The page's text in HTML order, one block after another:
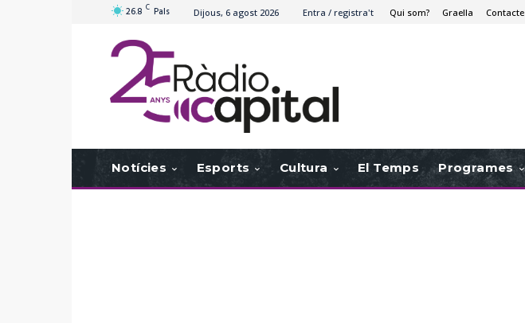
26.8 C Pals Dijous, 6 agost 2026 Entra / registra't Qui som? Graella Contacte
Notícies Esports Cultura El Temps Programes